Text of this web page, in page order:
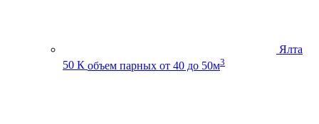
Ялта
50 К объем парных от 40 до 50м3